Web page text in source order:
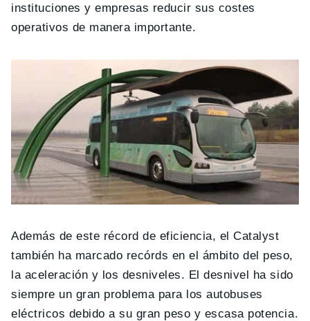
instituciones y empresas reducir sus costes
operativos de manera importante.
Además de este récord de eficiencia, el Catalyst
también ha marcado recórds en el ámbito del peso,
la aceleración y los desniveles. El desnivel ha sido
siempre un gran problema para los autobuses
eléctricos debido a su gran peso y escasa potencia.